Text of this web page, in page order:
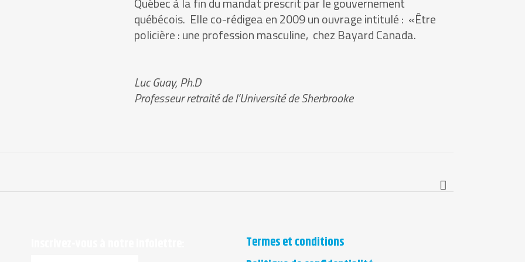
québécois. Elle co-rédigea en 2009 un ouvrage intitulé : «Être
policière : une profession masculine, chez Bayard Canada.
Luc Guay, Ph.D
Professeur retraité de l’Université de Sherbrooke
Termes et conditions